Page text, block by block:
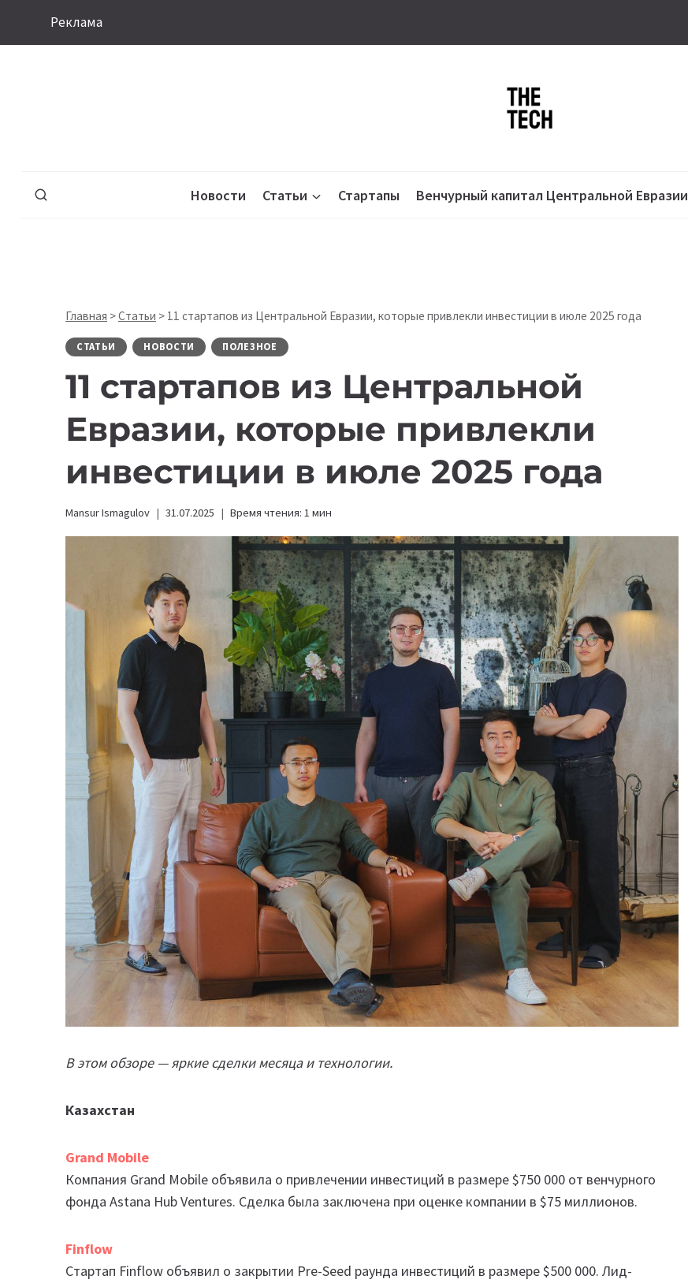
Реклама
Новости Статьи Стартапы Венчурный капитал Центральной Евразии
Главная >Статьи > 11 стартапов из Центральной Евразии, которые привлекли инвестиции в июле 2025 года
СТАТЬИ НОВОСТИ ПОЛЕЗНОЕ
11 стартапов из Центральной
Евразии, которые привлекли
инвестиции в июле 2025 года
Mansur Ismagulov 31.07.2025 Время чтения: 1 мин
В этом обзоре — яркие сделки месяца и технологии.
Казахстан
Grand Mobile
Компания Grand Mobile объявила о привлечении инвестиций в размере $750 000 от венчурного
фонда Astana Hub Ventures. Сделка была заключена при оценке компании в $75 миллионов.
Finflow
Стартап Finflow объявил о закрытии Pre-Seed раунда инвестиций в размере $500 000. Лид-